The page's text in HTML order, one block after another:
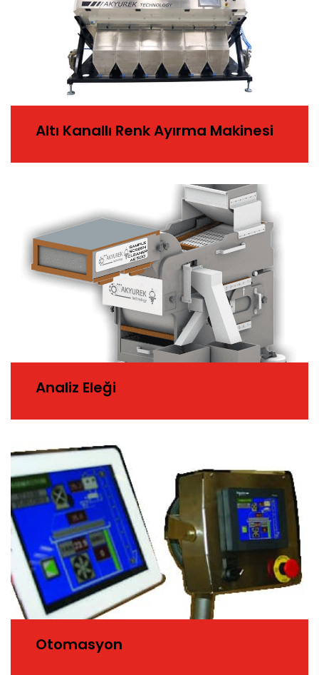
Altı Kanallı Renk Ayırma Makinesi
Analiz Eleği
Otomasyon